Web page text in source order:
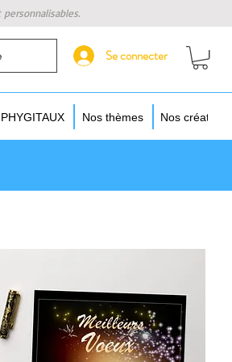
Se connecter
Nos thèmes Nos créateurs